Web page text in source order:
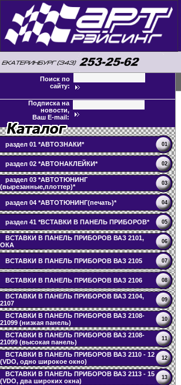
Поиск по
сайту:
Подписка на
новости,
Ваш E-mail:
раздел 01 *АВТОЗНАКИ* 01
раздел 02 *АВТОНАКЛЕЙКИ* 02
раздел 03 *АВТОТЮНИНГ
(вырезанные,плоттер)*
03
раздел 04 *АВТОТЮНИНГ(печать)* 04
раздел 41 *ВСТАВКИ В ПАНЕЛЬ ПРИБОРОВ* 05
ВСТАВКИ В ПАНЕЛЬ ПРИБОРОВ ВАЗ 2101,
ОКА
06
ВСТАВКИ В ПАНЕЛЬ ПРИБОРОВ ВАЗ 2105 07
ВСТАВКИ В ПАНЕЛЬ ПРИБОРОВ ВАЗ 2106 08
ВСТАВКИ В ПАНЕЛЬ ПРИБОРОВ ВАЗ 2104,
2107
09
ВСТАВКИ В ПАНЕЛЬ ПРИБОРОВ ВАЗ 2108-
21099 (низкая панель)
10
ВСТАВКИ В ПАНЕЛЬ ПРИБОРОВ ВАЗ 2108-
21099 (высокая панель)
11
ВСТАВКИ В ПАНЕЛЬ ПРИБОРОВ ВАЗ 2110 - 12
(VDO, одно широкое окно)
12
ВСТАВКИ В ПАНЕЛЬ ПРИБОРОВ ВАЗ 2113 - 15
(VDO, два широких окна)
13